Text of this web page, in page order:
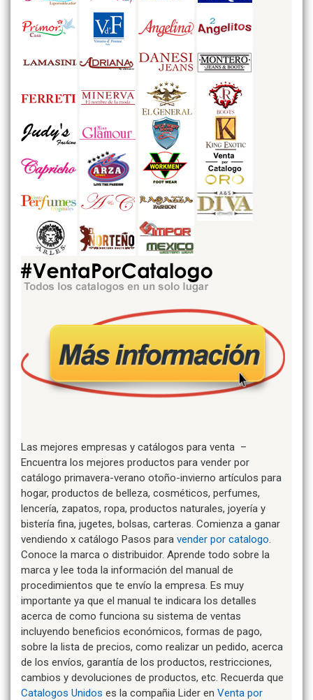
Las mejores empresas y catálogos para venta –
Encuentra los mejores productos para vender por
catálogo primavera-verano otoño-invierno artículos para
hogar, productos de belleza, cosméticos, perfumes,
lencería, zapatos, ropa, productos naturales, joyería y
bistería fina, jugetes, bolsas, carteras. Comienza a ganar
vendiendo x catálogo Pasos para vender por catalogo
Conoce la marca o distribuidor. Aprende todo sobre la
marca y lee toda la información del manual de
procedimientos que te envío la empresa. Es muy
importante ya que el manual te indicara los detalles
acerca de como funciona su sistema de ventas
incluyendo beneficios económicos, formas de pago,
sobre la lista de precios, como realizar un pedido, acerca
de los envíos, garantía de los productos, restricciones,
cambios y devoluciones de productos, etc. Recuerda que
Catalogos Unidos es la compañia Lider en Venta por